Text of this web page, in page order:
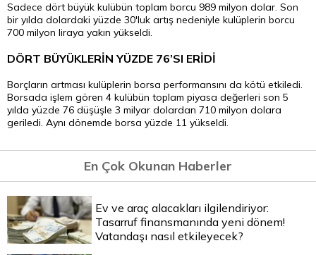
Sadece dört büyük kulübün toplam borcu 989 milyon dolar. Son
bir yılda dolardaki yüzde 30'luk artış nedeniyle kulüplerin borcu
700 milyon liraya yakın yükseldi.
DÖRT BÜYÜKLERİN YÜZDE 76’SI ERİDİ
Borçların artması kulüplerin borsa performansını da kötü etkiledi.
Borsada işlem gören 4 kulübün toplam piyasa değerleri son 5
yılda yüzde 76 düşüşle 3 milyar dolardan 710 milyon dolara
geriledi. Aynı dönemde borsa yüzde 11 yükseldi.
En Çok Okunan Haberler
Ev ve araç alacakları ilgilendiriyor:
Tasarruf finansmanında yeni dönem!
Vatandaşı nasıl etkileyecek?